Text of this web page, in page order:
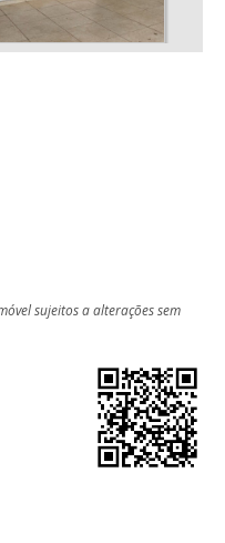
sujeitos a alterações sem